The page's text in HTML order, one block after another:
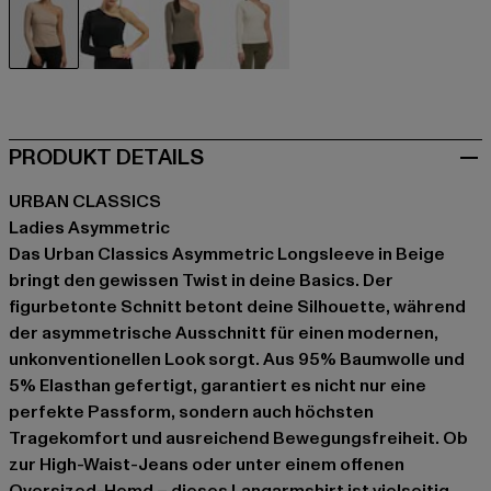
PRODUKT DETAILS
URBAN CLASSICS
Ladies Asymmetric
Das Urban Classics Asymmetric Longsleeve in Beige
bringt den gewissen Twist in deine Basics. Der
figurbetonte Schnitt betont deine Silhouette, während
der asymmetrische Ausschnitt für einen modernen,
unkonventionellen Look sorgt. Aus 95% Baumwolle und
5% Elasthan gefertigt, garantiert es nicht nur eine
perfekte Passform, sondern auch höchsten
Tragekomfort und ausreichend Bewegungsfreiheit. Ob
zur High-Waist-Jeans oder unter einem offenen